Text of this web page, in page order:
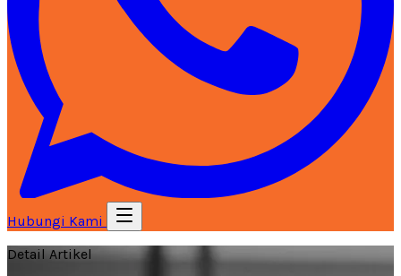
Hubungi Kami
Detail Artikel